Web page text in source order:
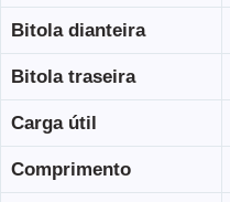
Bitola dianteira
Bitola traseira
Carga útil
Comprimento